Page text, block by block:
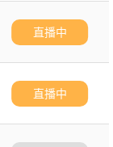
直播中
直播中